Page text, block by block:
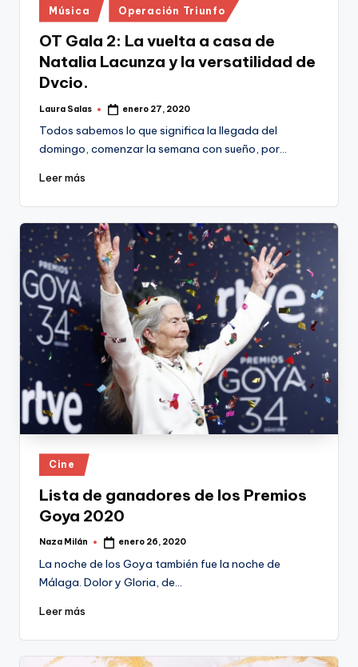
Publicado
en
Música Operación Triunfo
OT Gala 2: La vuelta a casa de
Natalia Lacunza y la versatilidad de
Dvcio.
Publicado
Laura Salas enero 27, 2020
Todos sabemos lo que significa la llegada del
domingo, comenzar la semana con sueño, por…
Leer más
Publicado
en
Cine
Lista de ganadores de los Premios
Goya 2020
Publicado
Naza Milán enero 26, 2020
La noche de los Goya también fue la noche de
Málaga. Dolor y Gloria, de…
Leer más